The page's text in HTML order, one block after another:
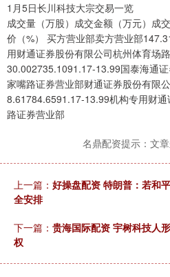
1月5日长川科技大宗交易一览
成交量（万股）成交金额（万元）成
价（%） 买方营业部卖方营业部
用财通证券股份有限公司杭州体育场
30.002735.1091.17-13.99国泰海通
家嘴路证券营业部财通证券股份有限
8.61784.6591.17-13.99机构专用财
路证券营业部
名鼎配资提示：文
上一篇： 好操盘配资 特朗普：若和
全安排
下一篇： 贵海国际配资 宇树科技人
权